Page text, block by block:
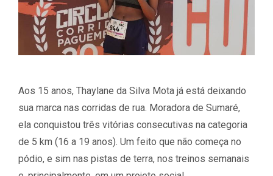
Aos 15 anos, Thaylane da Silva Mota já está deixando
sua marca nas corridas de rua. Moradora de Sumaré,
ela conquistou três vitórias consecutivas na categoria
de 5 km (16 a 19 anos). Um feito que não começa no
pódio, e sim nas pistas de terra, nos treinos semanais